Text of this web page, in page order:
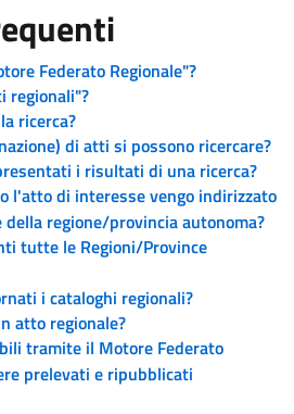
Federato Regionale"?
regionali"?
ricerca?
di atti si possono ricercare?
i risultati di una ricerca?
l'atto di interesse vengo indirizzato
regione/provincia autonoma?
tutte le Regioni/Province
i cataloghi regionali?
atto regionale?
tramite il Motore Federato
prelevati e ripubblicati